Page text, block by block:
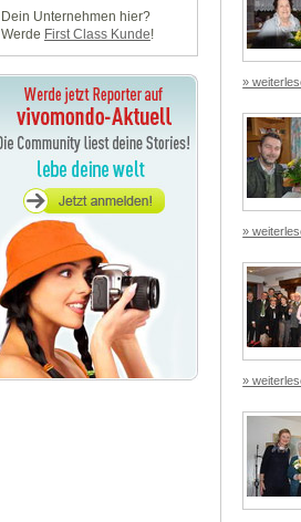
Dein Unternehmen hier?
Werde First Class Kunde!
»
»
»